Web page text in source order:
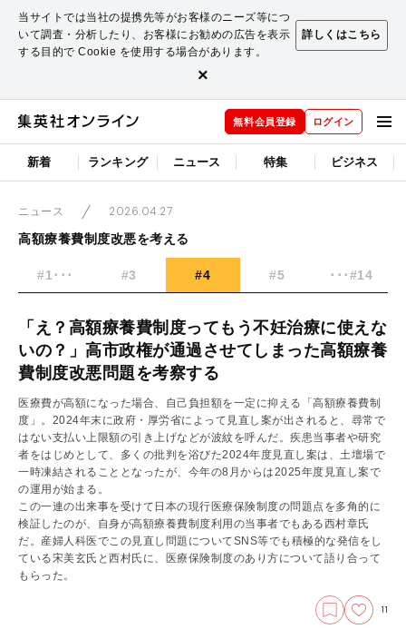
当サイトでは当社の提携先等がお客様のニーズ等につ
いて調査・分析したり、お客様にお勧めの広告を表示
する目的で Cookie を使用する場合があります。
詳しくはこちら
×
無料会員登録 ログイン
新着 ランキング ニュース 特集 ビジネス
ニュース
2026.04.27
高額療養費制度改悪を考える
#1･･･ #3 #4 #5 ･･･#14
「え？高額療養費制度ってもう不妊治療に使えな
いの？」高市政権が通過させてしまった高額療養
費制度改悪問題を考察する
医療費が高額になった場合、自己負担額を一定に抑える「高額療養費制
度」。2024年末に政府・厚労省によって見直し案が出されると、尋常で
はない支払い上限額の引き上げなどが波紋を呼んだ。疾患当事者や研究
者をはじめとして、多くの批判を浴びた2024年度見直し案は、土壇場で
一時凍結されることとなったが、今年の8月からは2025年度見直し案で
の運用が始まる。
この一連の出来事を受けて日本の現行医療保険制度の問題点を多角的に
検証したのが、自身が高額療養費制度利用の当事者でもある西村章氏
だ。産婦人科医でこの見直し問題についてSNS等でも積極的な発信をし
ている宋美玄氏と西村氏に、医療保険制度のあり方について語り合って
もらった。
11